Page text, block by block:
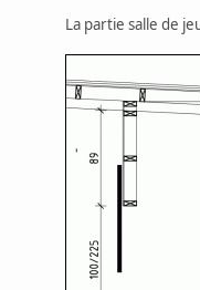
La partie salle de